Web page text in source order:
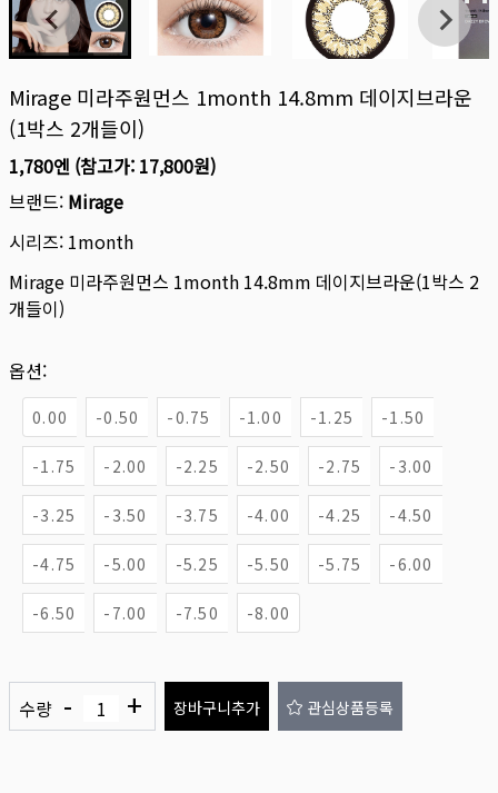
Mirage 미라주원먼스 1month 14.8mm 데이지브라운
(1박스 2개들이)
1,780엔 (참고가: 17,800원)
브랜드: Mirage
시리즈: 1month
Mirage 미라주원먼스 1month 14.8mm 데이지브라운(1박스 2
개들이)
옵션:
0.00 -0.50 -0.75 -1.00 -1.25 -1.50
-1.75 -2.00 -2.25 -2.50 -2.75 -3.00
-3.25 -3.50 -3.75 -4.00 -4.25 -4.50
-4.75 -5.00 -5.25 -5.50 -5.75 -6.00
-6.50 -7.00 -7.50 -8.00
수량 - + 장바구니추가 관심상품등록